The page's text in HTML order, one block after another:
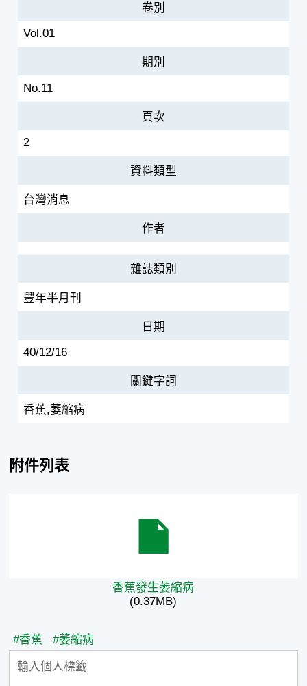
卷別
Vol.01
期別
No.11
頁次
2
資料類型
台灣消息
作者
雜誌類別
豐年半月刊
日期
40/12/16
關鍵字詞
香蕉,萎縮病
附件列表
香蕉發生萎縮病
(0.37MB)
#香蕉 #萎縮病